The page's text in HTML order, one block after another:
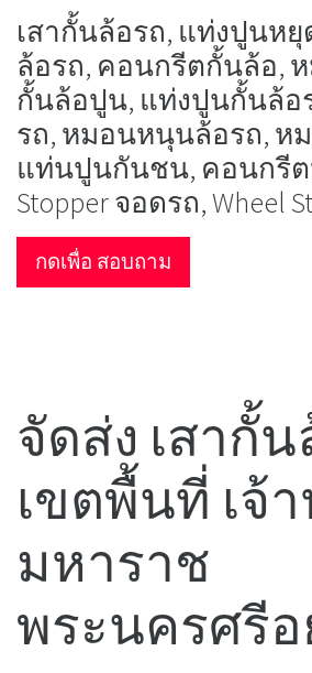
เสากั้นล้อรถ, แท่งปูนห
ล้อรถ, คอนกรีตกั้นล้อ,
กั้นล้อปูน, แท่งปูนกั้นล้อ
รถ, หมอนหนุนล้อรถ, ห
แท่นปูนกันชน, คอนกรี
Stopper จอดรถ, Wheel
กดเพื่อ สอบถาม
จัดส่ง เสากั้
เขตพื้นที่ เจ้
มหาราช
พระนครศรีอ